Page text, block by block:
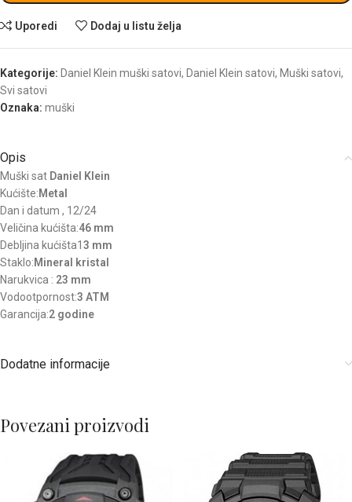
Uporedi Dodaj u listu želja
Kategorije: Daniel Klein muški satovi, Daniel Klein satovi, Muški satovi,
Svi satovi
Oznaka: muški
Opis
Muški sat Daniel Klein
Kućište:Metal
Dan i datum , 12/24
Veličina kućišta:46 mm
Debljina kućišta13 mm
Staklo:Mineral kristal
Narukvica : 23 mm
Vodootpornost:3 ATM
Garancija:2 godine
Dodatne informacije
Povezani proizvodi